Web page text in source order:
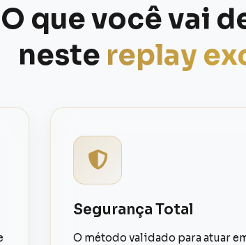
O que você vai
neste replay
Segurança Total
O método validado para atuar